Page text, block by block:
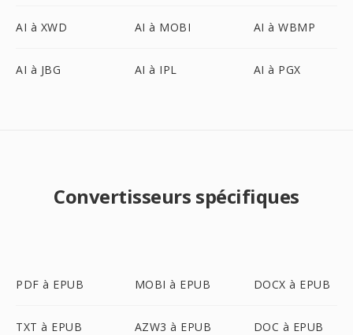
AI à XWD AI à MOBI AI à WBMP
AI à JBG AI à IPL AI à PGX
Convertisseurs spécifiques
PDF à EPUB MOBI à EPUB DOCX à EPUB
TXT à EPUB AZW3 à EPUB DOC à EPUB